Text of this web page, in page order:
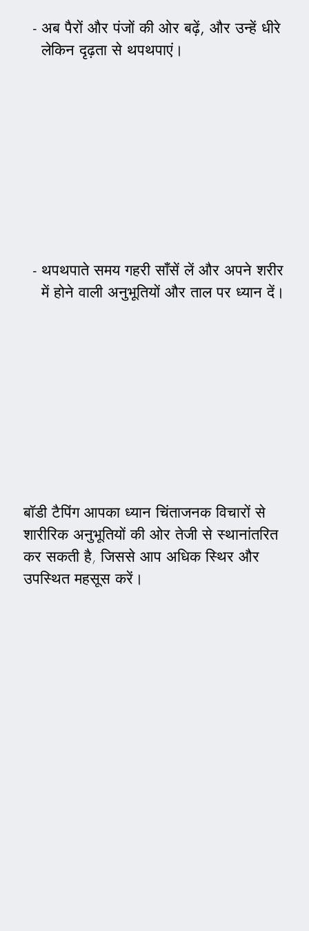
अब पैरों और पंजों की ओर बढ़ें, और उन्हें धीरे
लेकिन दृढ़ता से थपथपाएं।
थपथपाते समय गहरी साँसें लें और अपने शरीर
में होने वाली अनुभूतियों और ताल पर ध्यान दें।
बॉडी टैपिंग आपका ध्यान चिंताजनक विचारों से
शारीरिक अनुभूतियों की ओर तेजी से स्थानांतरित
कर सकती है, जिससे आप अधिक स्थिर और
उपस्थित महसूस करें।